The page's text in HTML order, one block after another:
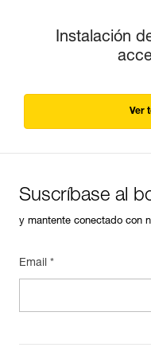
Instalación
Ver
Suscríbase al
y mantente conectado con
Email *